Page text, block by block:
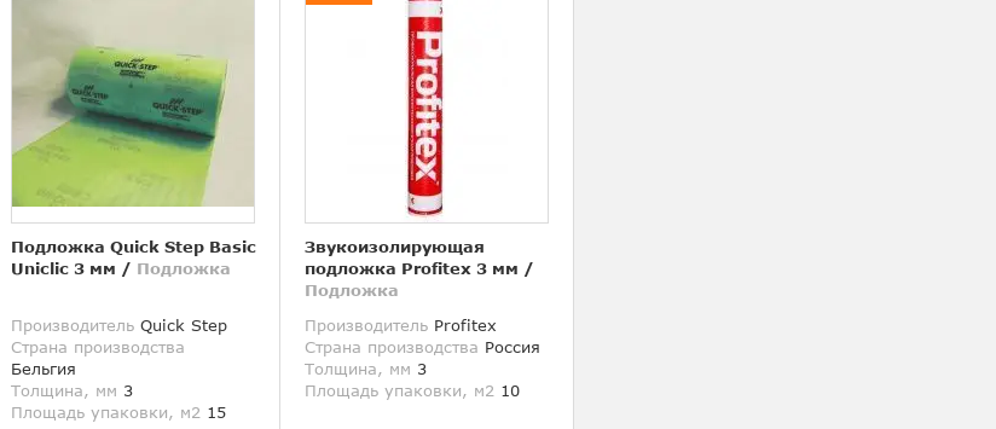
Подложка Quick Step Basic
Uniclic 3 мм / Подложка
Производитель Quick Step
Страна производства
Бельгия
Толщина, мм 3
Площадь упаковки, м2 15
Звукоизолирующая
подложка Profitex 3 мм /
Подложка
Производитель Profitex
Страна производства Россия
Толщина, мм 3
Площадь упаковки, м2 10